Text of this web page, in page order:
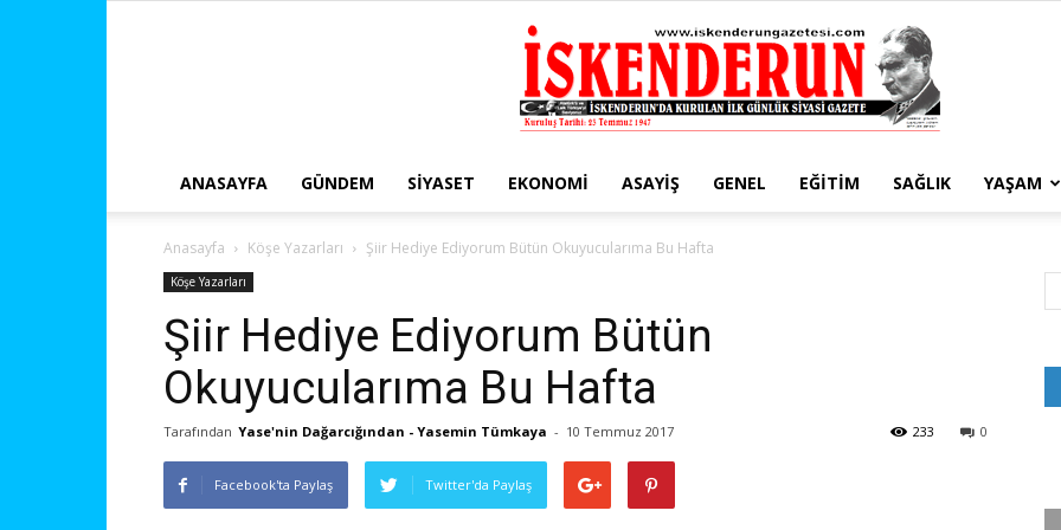
ANASAYFA GÜNDEM SIYASET EKONOMI ASAYIŞ GENEL EĞITIM SAĞLIK YAŞAM
Anasayfa Köşe Yazarları Şiir Hediye Ediyorum Bütün Okuyucularıma Bu Hafta
Köşe Yazarları
Şiir Hediye Ediyorum Bütün
Okuyucularıma Bu Hafta
Tarafından Yase'nin Dağarcığından - Yasemin Tümkaya - 10 Temmuz 2017 0
233
Facebook'ta Paylaş Twitter'da Paylaş